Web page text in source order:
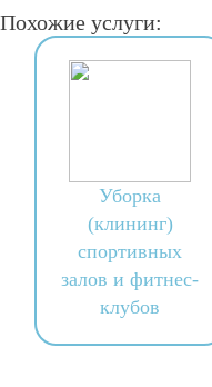
Похожие услуги:
Уборка
(клининг)
спортивных
залов и фитнес-
клубов